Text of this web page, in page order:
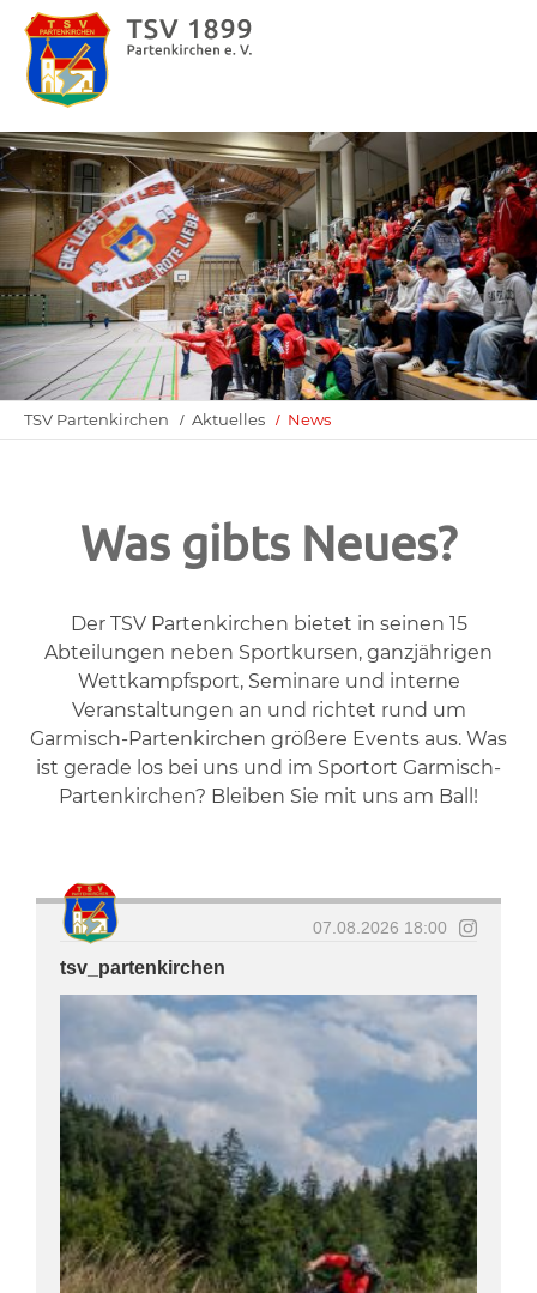
TSV Partenkirchen Aktuelles News
Was gibts Neues?
Der TSV Partenkirchen bietet in seinen 15
Abteilungen neben Sportkursen, ganzjährigen
Wettkampfsport, Seminare und interne
Veranstaltungen an und richtet rund um
Garmisch-Partenkirchen größere Events aus. Was
ist gerade los bei uns und im Sportort Garmisch-
Partenkirchen? Bleiben Sie mit uns am Ball!
07.08.2026 18:00
tsv_partenkirchen